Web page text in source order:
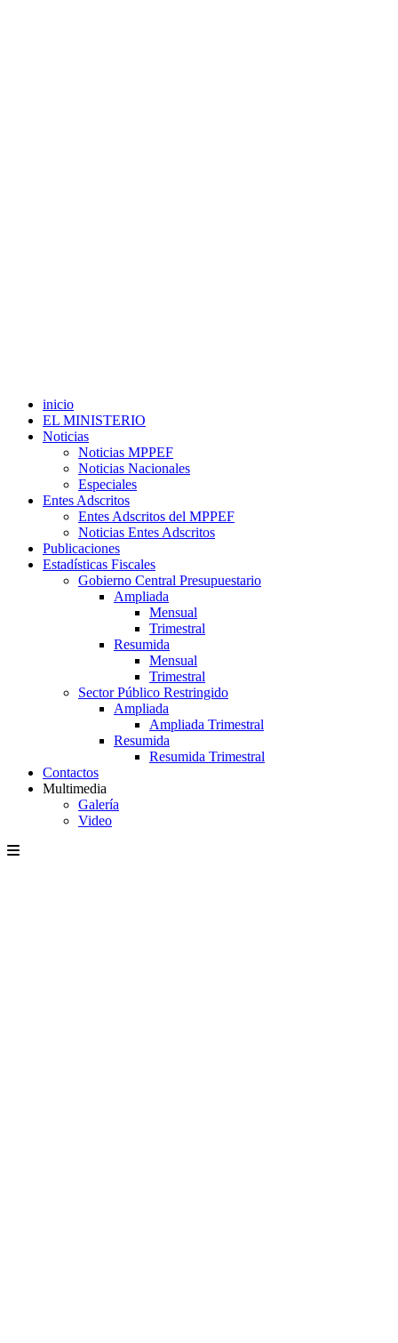
inicio
EL MINISTERIO
Noticias
Noticias MPPEF
Noticias Nacionales
Especiales
Entes Adscritos
Entes Adscritos del MPPEF
Noticias Entes Adscritos
Publicaciones
Estadísticas Fiscales
Gobierno Central Presupuestario
Ampliada
Mensual
Trimestral
Resumida
Mensual
Trimestral
Sector Público Restringido
Ampliada
Ampliada Trimestral
Resumida
Resumida Trimestral
Contactos
Multimedia
Galería
Video